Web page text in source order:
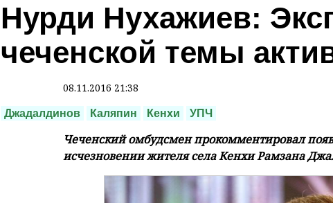
Нурди Нухажиев:
чеченской темы
08.11.2016 21:38
Джадалдинов Каляпин Кенхи УПЧ
Чеченский омбудсмен прокомментировал
исчезновении жителя села Кенхи Рамзана